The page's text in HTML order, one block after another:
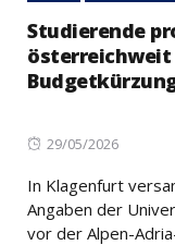
Studierende
österreichweit
Posted
29/05/2026
In Klagenfurt
Angaben der
vor der Alpen-